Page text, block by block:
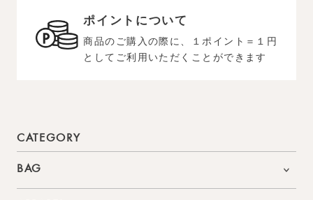
ポイントについて
商品のご購入の際に、１ポイント＝１円
としてご利用いただくことができます
CATEGORY
BAG